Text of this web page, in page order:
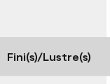
Fini(s)/Lustre(s)